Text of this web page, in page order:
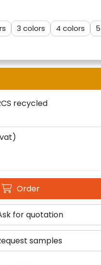
3 4
5
recycled
Order
for quotation
samples
hoe een
de behoeften